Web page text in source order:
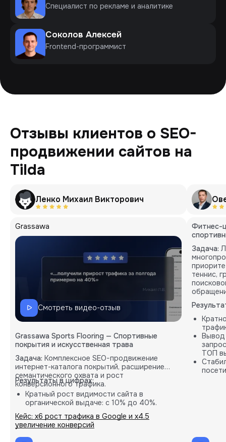
Специалист по рекламе и аналитике
Соколов Алексей
Frontend-программист
Отзывы клиентов о SEO-
продвижении сайтов на
Tilda
Ленко Михаил Викторович
Grassawa
Смотреть видео-отзыв
Grassawa Sports Flooring — Спортивные
покрытия и искусственная трава
Задача: Комплексное SEO-продвижение
интернет-каталога покрытий, расширение
семантического охвата и рост
конверсионного трафика.
Результаты в цифрах:
Кратный рост видимости сайта в
органической выдаче: с 10% до 40%.
Пропорциональное увеличение количества
целевых B2B-заявок (лидов).
Внедрение кастомных решений на основе
глубокой аналитики проекта.
Кейс: х6 рост трафика в Google и х4.5
увеличение конверсий
Фитнес-
Задача:
теннис,
ТОП